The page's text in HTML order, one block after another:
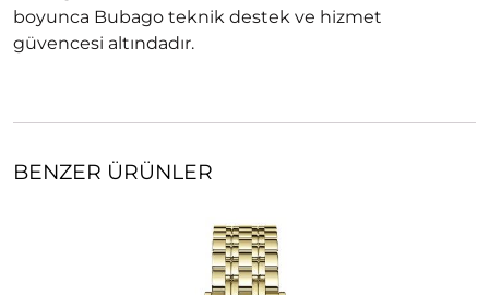
boyunca Bubago teknik destek ve hizmet
güvencesi altındadır.
BENZER ÜRÜNLER